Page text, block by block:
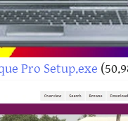
Pro Setup.exe